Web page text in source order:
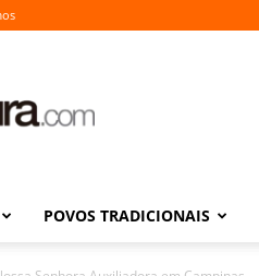
POVOS TRADICIONAIS